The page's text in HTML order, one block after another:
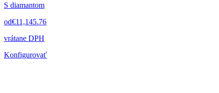
S diamantom
od€11,145.76
vrátane DPH
Konfigurovať